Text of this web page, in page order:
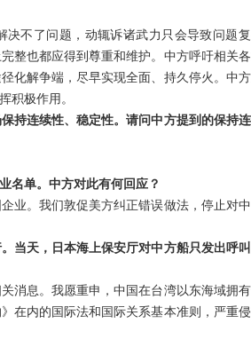
不了问题，动辄诉诸武力只会导致问题
整也都应得到尊重和维护。中方呼吁相关
化解争端，尽早实现全面、持久停火。中
积极作用。
持连续性、稳定性。请问中方提到的保持
名单。中方对此有何回应？
业。我们敦促美方纠正错误做法，停止对中
当天，日本海上保安厅对中方船只发出呼叫
消息。我愿重申，中国在台湾以东海域拥
在内的国际法和国际关系基本准则，严重